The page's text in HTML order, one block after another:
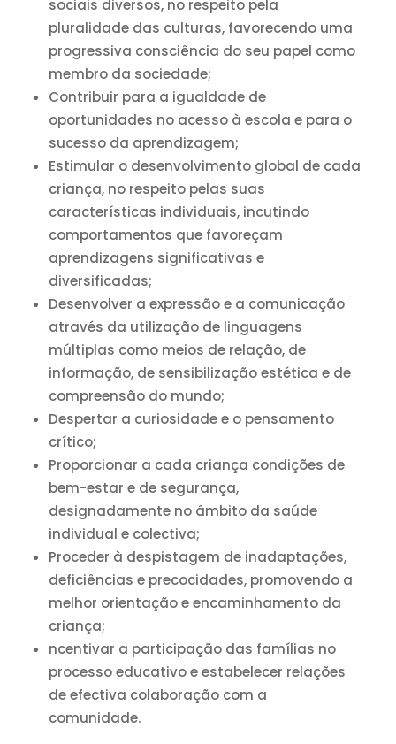
sociais diversos, no respeito pela
pluralidade das culturas, favorecendo uma
progressiva consciência do seu papel como
membro da sociedade;
Contribuir para a igualdade de
oportunidades no acesso à escola e para o
sucesso da aprendizagem;
Estimular o desenvolvimento global de cada
criança, no respeito pelas suas
características individuais, incutindo
comportamentos que favoreçam
aprendizagens significativas e
diversificadas;
Desenvolver a expressão e a comunicação
através da utilização de linguagens
múltiplas como meios de relação, de
informação, de sensibilização estética e de
compreensão do mundo;
Despertar a curiosidade e o pensamento
crítico;
Proporcionar a cada criança condições de
bem-estar e de segurança,
designadamente no âmbito da saúde
individual e colectiva;
Proceder à despistagem de inadaptações,
deficiências e precocidades, promovendo a
melhor orientação e encaminhamento da
criança;
ncentivar a participação das famílias no
processo educativo e estabelecer relações
de efectiva colaboração com a
comunidade.